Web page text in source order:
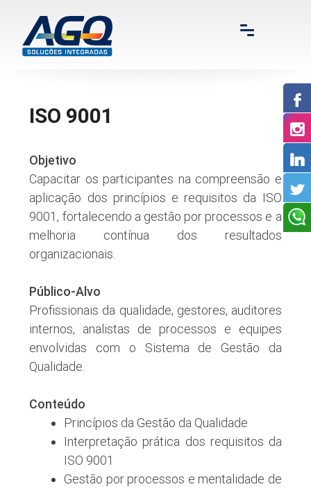
ISO 9001
Objetivo
Capacitar os participantes na compreensão e
aplicação dos princípios e requisitos da ISO
9001, fortalecendo a gestão por processos e a
melhoria contínua dos resultados
organizacionais.
Público-Alvo
Profissionais da qualidade, gestores, auditores
internos, analistas de processos e equipes
envolvidas com o Sistema de Gestão da
Qualidade.
Conteúdo
Princípios da Gestão da Qualidade
Interpretação prática dos requisitos da
ISO 9001
Gestão por processos e mentalidade de